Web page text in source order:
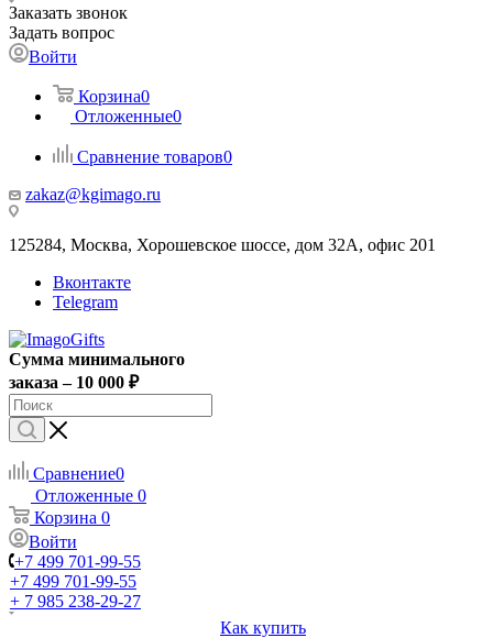
Заказать звонок
Задать вопрос
Войти
Корзина0
Отложенные0
Сравнение товаров0
zakaz@kgimago.ru
125284, Москва, Хорошевское шоссе, дом 32А, офис 201
Вконтакте
Telegram
Сумма минимального
заказа – 10 000 ₽
Сравнение0
Отложенные 0
Корзина 0
Войти
+7 499 701-99-55
+7 499 701-99-55
+ 7 985 238-29-27
Как купить